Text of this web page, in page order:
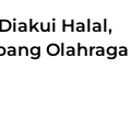
Halal,
Olahraga